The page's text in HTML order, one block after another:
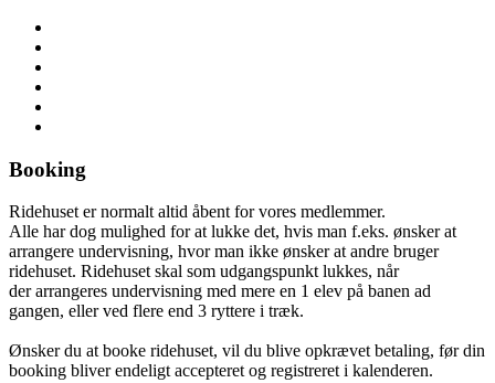
Booking
Ridehuset er normalt altid åbent for vores medlemmer.
Alle har dog mulighed for at lukke det, hvis man f.eks. ønsker at
arrangere undervisning, hvor man ikke ønsker at andre bruger
ridehuset. Ridehuset skal som udgangspunkt lukkes, når
der arrangeres undervisning med mere en 1 elev på banen ad
gangen, eller ved flere end 3 ryttere i træk.
Ønsker du at booke ridehuset, vil du blive opkrævet betaling, før din
booking bliver endeligt accepteret og registreret i kalenderen.